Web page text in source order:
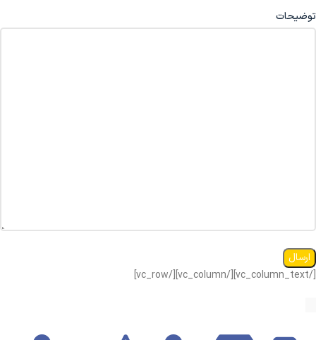
توضیحات
[/vc_column_text][/vc_column][/vc_row]